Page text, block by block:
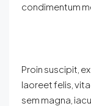
condimentum
Proin suscipit,
laoreet felis,
sem magna,